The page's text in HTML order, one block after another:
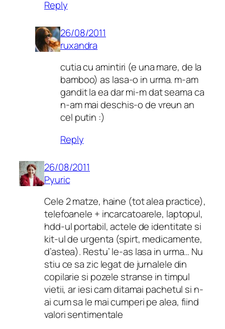
Reply
26/08/2011
ruxandra
cutia cu amintiri (e una mare, de la
bamboo) as lasa-o in urma. m-am
gandit la ea dar mi-m dat seama ca
n-am mai deschis-o de vreun an
cel putin :)
Reply
26/08/2011
Pyuric
Cele 2 matze, haine (tot alea practice),
telefoanele + incarcatoarele, laptopul,
hdd-ul portabil, actele de identitate si
kit-ul de urgenta (spirt, medicamente,
d’astea). Restu’ le-as lasa in urma… Nu
stiu ce sa zic legat de jurnalele din
copilarie si pozele stranse in timpul
vietii, ar iesi cam ditamai pachetul si n-
ai cum sa le mai cumperi pe alea, fiind
valori sentimentale